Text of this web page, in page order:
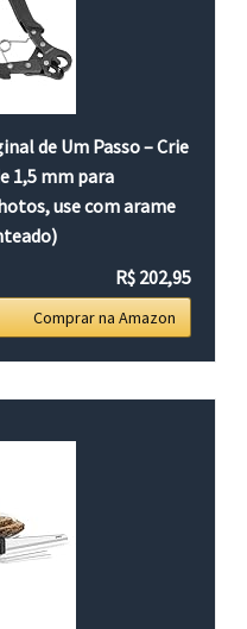
de Um Passo – Crie
1,5 mm para
use com arame
R$ 202,95
Comprar na Amazon